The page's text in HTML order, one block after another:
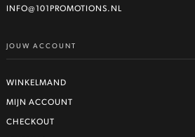
worden
INFO@101PROMOTIONS.NL
JOUW ACCOUNT
WINKELMAND
MIJN ACCOUNT
CHECKOUT